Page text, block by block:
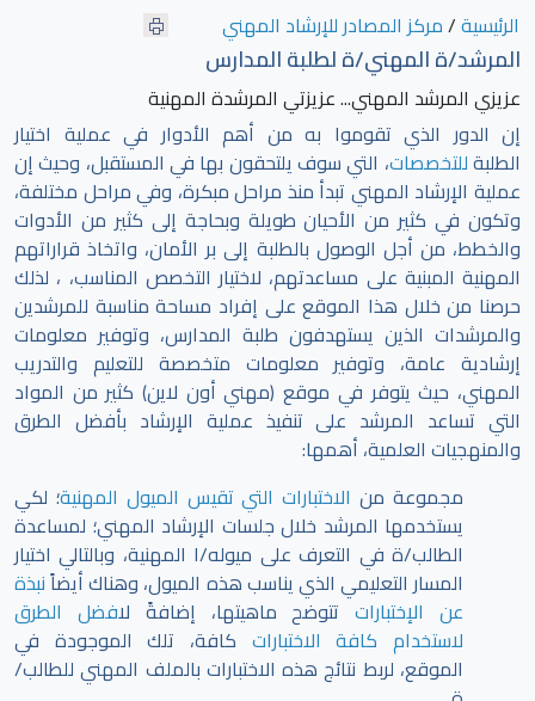
الرئيسية/مركز المصادر للإرشاد المهني
المرشد/ة المهني/ة لطلبة المدارس
عزيزي المرشد المهني... عزيزتي المرشدة المهنية
إن الدور الذي تقوموا به من أهم الأدوار في عملية اختيار
الطلبةللتخصصات، التي سوف يلتحقون بها في المستقبل، وحيث إن
عملية الإرشاد المهني تبدأ منذ مراحل مبكرة، وفي مراحل مختلفة،
وتكون في كثير من الأحيان طويلة وبحاجة إلى كثير من الأدوات
والخطط، من أجل الوصول بالطلبة إلى بر الأمان، واتخاذ قراراتهم
المهنية المبنية على مساعدتهم، لاختيار التخصص المناسب، ، لذلك
حرصنا من خلال هذا الموقع على إفراد مساحة مناسبة للمرشدين
والمرشدات الذين يستهدفون طلبة المدارس، وتوفير معلومات
إرشادية عامة، وتوفير معلومات متخصصة للتعليم والتدريب
المهني، حيث يتوفر في موقع (مهني أون لاين) كثير من المواد
التي تساعد المرشد على تنفيذ عملية الإرشاد بأفضل الطرق
والمنهجيات العلمية، أهمها:
مجموعة من الاختبارات التي تقيس الميول المهنية؛ لكي
يستخدمها المرشد خلال جلسات الإرشاد المهني؛ لمساعدة
الطالب/ة في التعرف على ميوله/ا المهنية، وبالتالي اختيار
المسار التعليمي الذي يناسب هذه الميول، وهناك أيضاًنبذة
عن الإختباراتتتوضح ماهيتها، إضافةً لافضل الطرق
لاستخدام كافة الاختبارات كافة، تلك الموجودة في
الموقع، لربط نتائج هذه الاختبارات بالملف المهني للطالب/